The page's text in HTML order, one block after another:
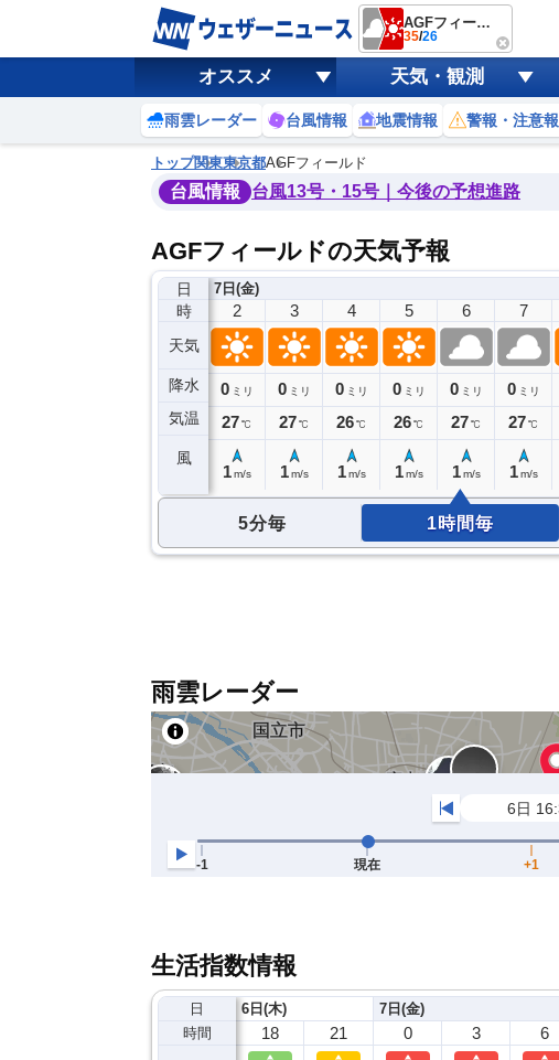
AGFフィールド
35/26
オススメ 天気・観測
雨雲レーダー 台風情報 地震情報 警報・注意報
トップ関東東京都AGFフィールド
台風情報 台風13号・15号｜今後の予想進路
AGFフィールドの天気予報
日
時
天気
降水
気温
風
7日(金)
1
0ミリ
27℃
2
0 ミリ
27℃
1 m/s
3
0 ミリ
27℃
1 m/s
4
0 ミリ
26℃
1 m/s
5
0 ミリ
26℃
1 m/s
6
0 ミリ
27℃
1 m/s
7
0 ミリ
27℃
1 m/s
5分毎 1時間毎
雨雲レーダー
生活指数情報
日
時間
6日(木)
18 21
7日(金)
0 3 6